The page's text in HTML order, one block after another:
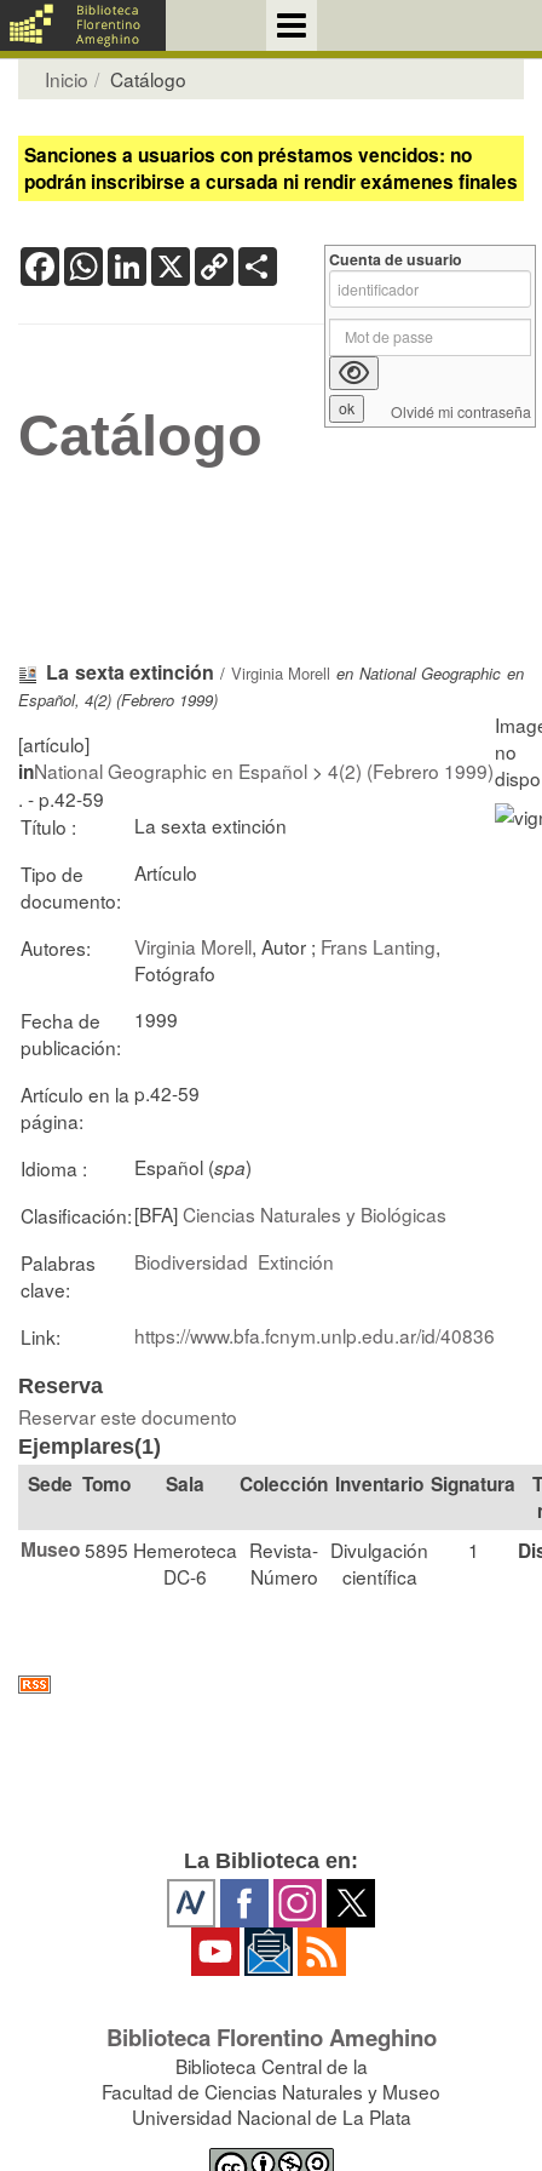
Inicio Catálogo
Sanciones a usuarios con préstamos vencidos: no
podrán inscribirse a cursada ni rendir exámenes finales
FacebookWhatsApp
LinkedIn
X Copy
Link
Catálogo
La sexta extinción / Virginia Morell en National Geographic en
Español, 4(2) (Febrero 1999)
[artículo]
inNational Geographic en Español > 4(2) (Febrero 1999)
. - p.42-59
Título :
La sexta extinción
Tipo de
documento:
Artículo
Autores: Virginia Morell, Autor ; Frans Lanting,
Fotógrafo
Fecha de
publicación:
1999
Artículo en la
página:
p.42-59
Idioma : Español (spa)
Clasificación:[BFA]Ciencias Naturales y Biológicas
Palabras
clave:
Biodiversidad Extinción
Link: https://www.bfa.fcnym.unlp.edu.ar/id/40836
Reserva
Reservar este documento
Ejemplares(1)
Tomo Sala Colección Signatura
Museo5895 Hemeroteca
DC-6
Revista-
Número
Divulgación
científica
1
Cuenta de usuario
Olvidé mi contraseña
La Biblioteca en:
Biblioteca Florentino Ameghino
Biblioteca Central de la
Facultad de Ciencias Naturales y Museo
Universidad Nacional de La Plata